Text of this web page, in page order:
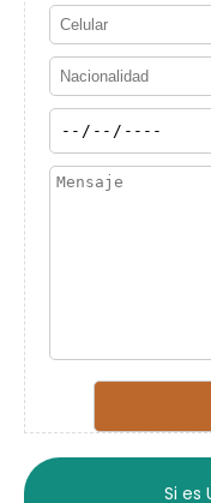
Si es